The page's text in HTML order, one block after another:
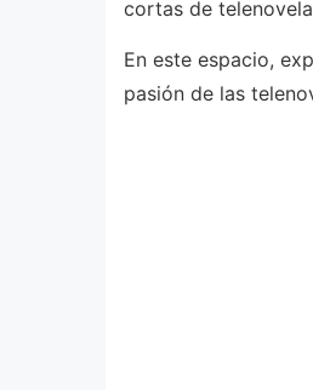
cortas de
En este espacio,
pasión de las